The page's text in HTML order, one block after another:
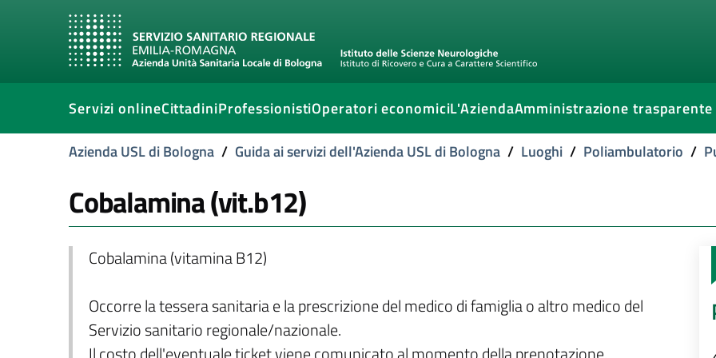
Servizi onlineCittadiniProfessionistiOperatori economiciL'AziendaAmministrazione trasparente
Azienda USL di Bologna / Guida ai servizi dell'Azienda USL di Bologna / Luoghi / Poliambulatorio /
Cobalamina (vit.b12)
Cobalamina (vitamina B12)
Occorre la tessera sanitaria e la prescrizione del medico di famiglia o altro medico del
Servizio sanitario regionale/nazionale.